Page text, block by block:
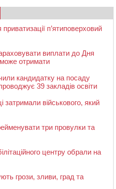
п’ятиповерховий
виплати до Дня
може отримати
кандидатку на посаду
39 закладів освіти
затримали військового, який
три провулки та
центру обрали на
грози, зливи, град та